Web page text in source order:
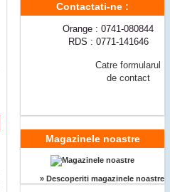
Contactati-ne :
Orange : 0741-080844
RDS : 0771-141646
Catre formularul
de contact
Magazinele noastre
» Descoperiti magazinele noastre